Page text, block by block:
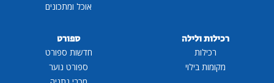
אוכל ומתכונים
רכילות ולילה
רכילות
מקומות בילוי
ספורט
חדשות ספורט
ספורט נוער